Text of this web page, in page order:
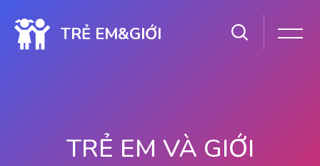
TRẺ EM&GIỚI
TRẺ EM VÀ GIỚI